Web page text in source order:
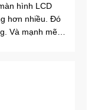
VFD500 ổn định
dao động. Ngoài ra,
ít hơn các dòng